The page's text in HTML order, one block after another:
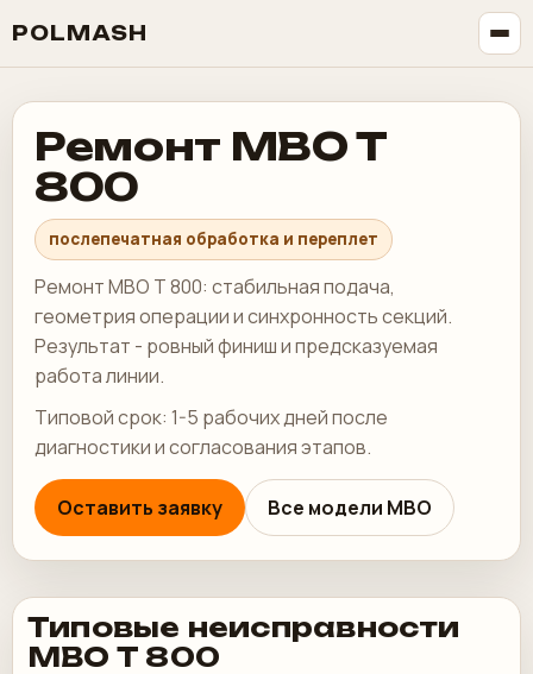
POLMASH
Ремонт MBO T
800
послепечатная обработка и переплет
Ремонт MBO T 800: стабильная подача,
геометрия операции и синхронность секций.
Результат - ровный финиш и предсказуемая
работа линии.
Типовой срок: 1-5 рабочих дней после
диагностики и согласования этапов.
Оставить заявку Все модели MBO
Типовые неисправности
MBO T 800